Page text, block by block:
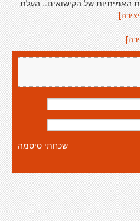
האמיתיות של הקישואים.. העלת
שכחתי סיסמה